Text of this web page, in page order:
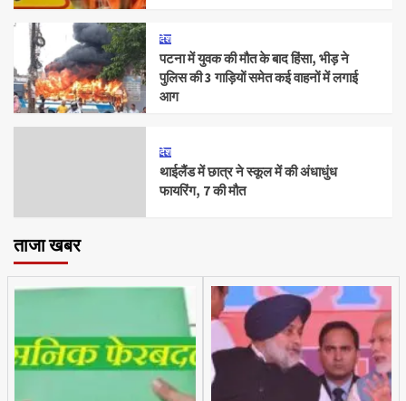
देश
पटना में युवक की मौत के बाद हिंसा, भीड़ ने
पुलिस की 3 गाड़ियों समेत कई वाहनों में लगाई
आग
देश
थाईलैंड में छात्र ने स्कूल में की अंधाधुंध
फायरिंग, 7 की मौत
ताजा खबर